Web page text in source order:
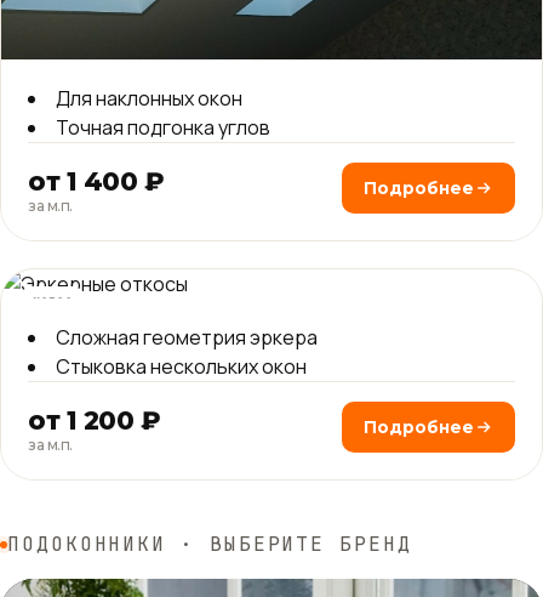
Для наклонных окон
Точная подгонка углов
от 1 400 ₽
за м.п.
Подробнее
новое
Сложная геометрия эркера
Стыковка нескольких окон
от 1 200 ₽
за м.п.
Подробнее
ПОДОКОННИКИ · ВЫБЕРИТЕ БРЕНД